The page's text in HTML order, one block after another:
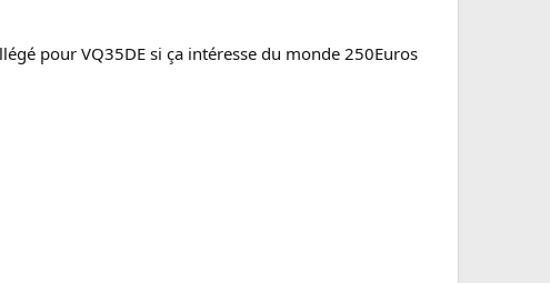
pour VQ35DE si ça intéresse du monde 250Euros